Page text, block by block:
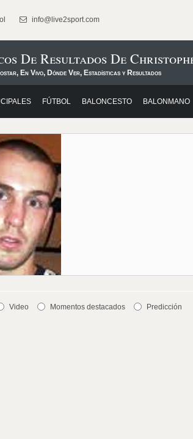
info@live2sport.com
De Resultados De
En Vivo, Dónde Ver, Estadísticas y Resultados
FÚTBOL BALONCESTO BALONMANO
Video Momentos destacados Predicción